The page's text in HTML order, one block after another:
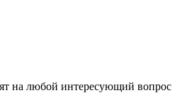
на любой интересующий вопрос